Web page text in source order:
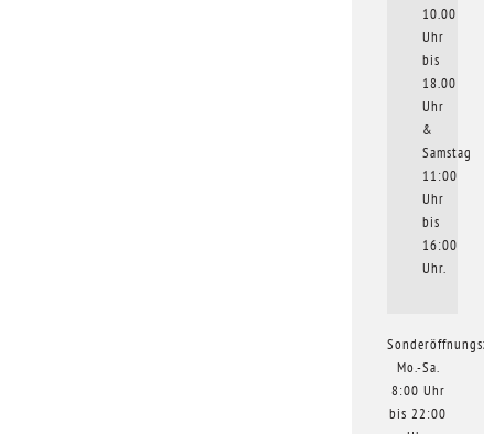
10.00
Uhr
bis
18.00
Uhr
&
Samstag
11:00
Uhr
bis
16:00
Uhr.
Mo.-Sa.
8:00 Uhr
bis 22:00